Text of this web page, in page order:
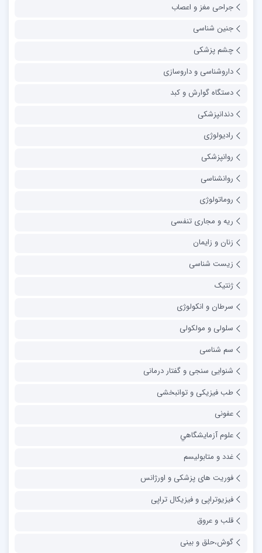
جراحی مغز و اعصاب
جنین شناسی
چشم پزشکی
داروشناسی و داروسازی
دستگاه گوارش و کبد
دندانپزشکی
رادیولوژی
روانپزشکی
روانشناسی
روماتولوژی
ریه و مجاری تنفسی
زنان و زایمان
زیست شناسی
ژنتیک
سرطان و انکولوژی
سلولی و مولکولی
سم شناسی
شنوایی سنجی و گفتار درمانی
طب فیزیکی و توانبخشی
عفونی
علوم آزمايشگاهي
غدد و متابولیسم
فوریت های پزشکی و اورژانس
فیزیوتراپی و فیزیکال تراپی
قلب و عروق
گوش،حلق و بینی